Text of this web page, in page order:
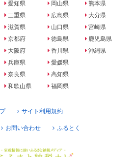
愛知県
三重県
滋賀県
京都府
大阪府
兵庫県
奈良県
和歌山県
岡山県
広島県
山口県
徳島県
香川県
愛媛県
高知県
福岡県
熊本県
大分県
宮崎県
鹿児島県
沖縄県
サイト利用規約
お問い合わせ ふるとく